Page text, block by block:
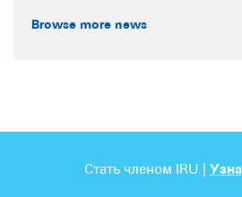
Browse more news
Стать членом IRU |